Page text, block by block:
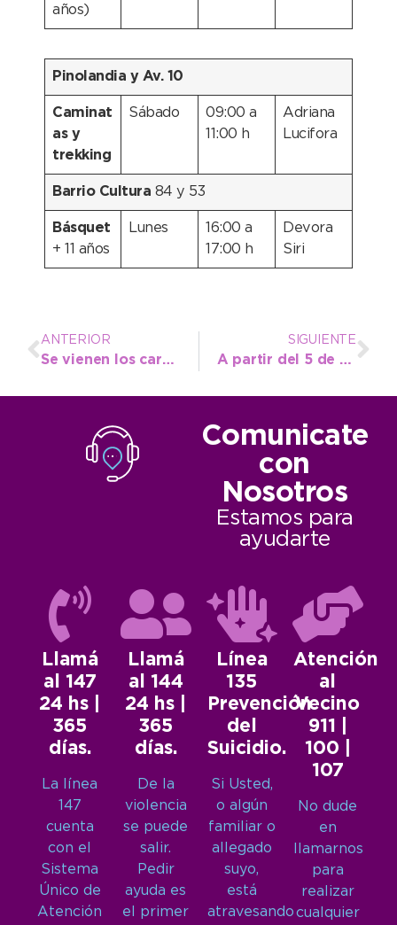
años)
Pinolandia y Av. 10
Caminat
as y
trekking
Sábado
09:00 a
11:00 h
Adriana
Lucifora
Barrio Cultura 84 y 53
Básquet
+ 11 años
Lunes
16:00 a
17:00 h
Devora
Siri
ANTERIOR
Se vienen los carnavales con propuestas gratuitas para disfrutar del fin de semana extra largo
SIGUIENTE
A partir del 5 de marzo hay cambio de horario para visitar los museos
Comunicate
con
Nosotros
Estamos para
ayudarte
Llamá
al 147
24 hs |
365
días.
La línea
147
cuenta
con el
Sistema
Único de
Atención
Llamá
al 144
24 hs |
365
días.
De la
violencia
se puede
salir.
Pedir
ayuda es
el primer
Línea
135
Prevención
del
Suicidio.
Si Usted,
o algún
familiar o
allegado
suyo,
está
atravesando
Atención
al
Vecino
911 |
100 |
107
No dude
en
llamarnos
para
realizar
cualquier